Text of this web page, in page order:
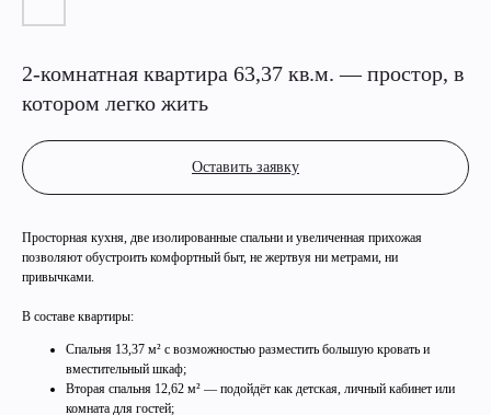
2-комнатная квартира 63,37 кв.м. — простор, в
котором легко жить
Оставить заявку
Просторная кухня, две изолированные спальни и увеличенная прихожая
позволяют обустроить комфортный быт, не жертвуя ни метрами, ни
привычками.
В составе квартиры:
Спальня 13,37 м² с возможностью разместить большую кровать и
вместительный шкаф;
Вторая спальня 12,62 м² — подойдёт как детская, личный кабинет или
комната для гостей;